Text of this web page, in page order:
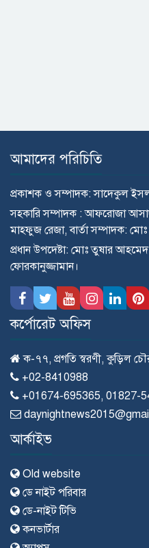
আমাদের পরিচিতি
প্রকাশক ও সম্পাদক: সাদেকুল
সহকারি সম্পাদক : আফরোজা আসাদ
মাহ্ফুজ রেজা, বার্তা সম্পাদক:
প্রধান উপদেষ্টা: মোঃ তুষার
ফোরকানুজ্জামান।
কর্পোরেট অফিস
ক-৭৭, প্রগতি স্বরণী, কুড়িল
+02-8410988
+01674-695365, 01827-
আর্কাইভ
Old website
ডে নাইট পরিবার
ডে-নাইট টিভি
কনভার্টার